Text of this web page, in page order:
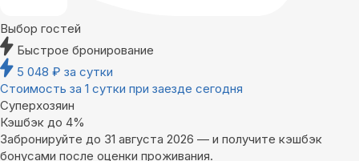
Выбор гостей
Быстрое бронирование
5 048 ₽ за сутки
Стоимость за 1 сутки при заезде сегодня
Суперхозяин
Кэшбэк до 4%
Забронируйте до 31 августа 2026 — и получите кэшбэк
бонусами после оценки проживания.